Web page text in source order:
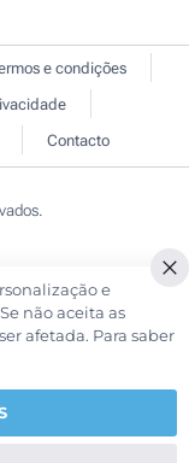
e condições
Contacto
e
não aceita as
afetada. Para saber